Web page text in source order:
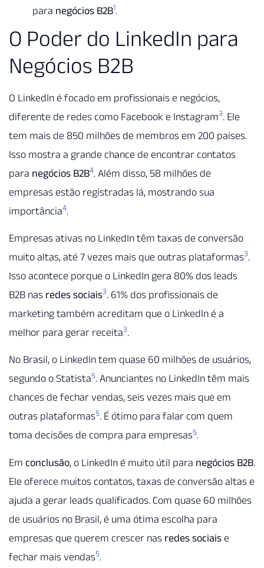
para negócios B2B1.
O Poder do LinkedIn para
Negócios B2B
O LinkedIn é focado em profissionais e negócios,
diferente de redes como Facebook e Instagram3. Ele
tem mais de 850 milhões de membros em 200 países.
Isso mostra a grande chance de encontrar contatos
para negócios B2B4. Além disso, 58 milhões de
empresas estão registradas lá, mostrando sua
importância4.
Empresas ativas no LinkedIn têm taxas de conversão
muito altas, até 7 vezes mais que outras plataformas3.
Isso acontece porque o LinkedIn gera 80% dos leads
B2B nas redes sociais3. 61% dos profissionais de
marketing também acreditam que o LinkedIn é a
melhor para gerar receita3.
No Brasil, o LinkedIn tem quase 60 milhões de usuários,
segundo o Statista5. Anunciantes no LinkedIn têm mais
chances de fechar vendas, seis vezes mais que em
outras plataformas5. É ótimo para falar com quem
toma decisões de compra para empresas5.
Em conclusão, o LinkedIn é muito útil para negócios B2B.
Ele oferece muitos contatos, taxas de conversão altas e
ajuda a gerar leads qualificados. Com quase 60 milhões
de usuários no Brasil, é uma ótima escolha para
empresas que querem crescer nas redes sociais e
fechar mais vendas5.